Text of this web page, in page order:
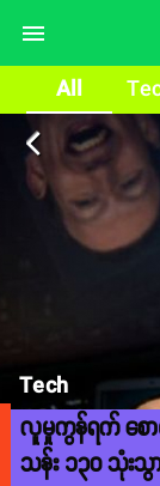
All
arrow_back_ios
Tech
လူမှုကွန်ရက် စေ
သန်း ၁၃၀ သုံးသွ